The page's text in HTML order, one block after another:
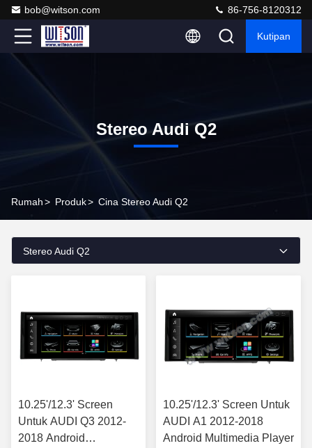
bob@witson.com 86-756-8120312
Kutipan
Stereo Audi Q2
Rumah> Produk> Cina Stereo Audi Q2
Stereo Audi Q2
10.25'/12.3' Screen
Untuk AUDI Q3 2012-
2018 Android
10.25'/12.3' Screen Untuk
AUDI A1 2012-2018
Android Multimedia Player